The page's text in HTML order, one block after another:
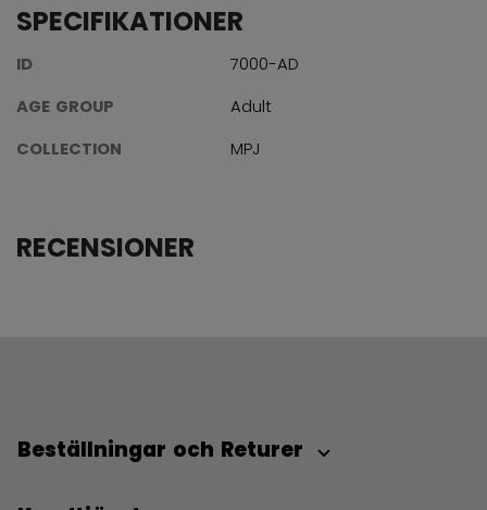
SPECIFIKATIONER
ID
7000-AD
AGE GROUP
Adult
COLLECTION
MPJ
RECENSIONER
Beställningar och Returer